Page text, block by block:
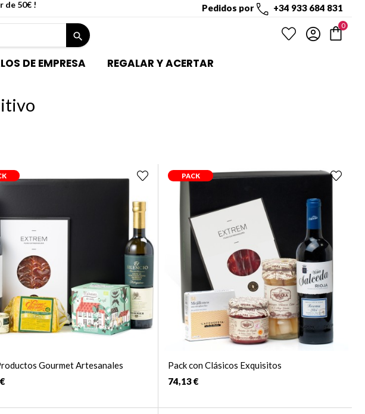
de 50€ ! Pedidos por +34 933 684 831
search
0
DE EMPRESA REGALAR Y ACERTAR
Gourmet Artesanales
PACK
Pack con Clásicos Exquisitos
74,13 €